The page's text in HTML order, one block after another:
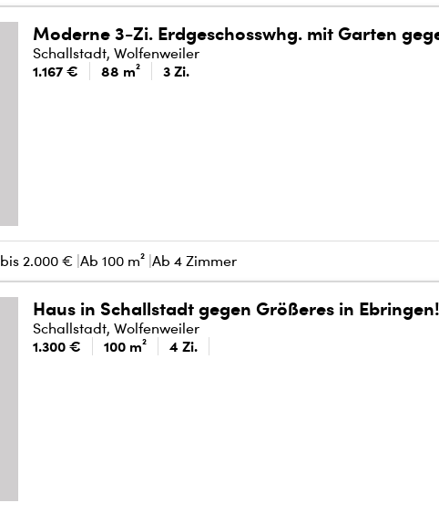
Moderne 3-Zi. Erdgeschosswhg. mit Garten
Schallstadt, Wolfenweiler
1.167 € 88 m² 3 Zi.
bis 2.000 € Ab 100 m² Ab 4 Zimmer
Haus in Schallstadt gegen Größeres in Ebringen!
Schallstadt, Wolfenweiler
1.300 € 100 m² 4 Zi.